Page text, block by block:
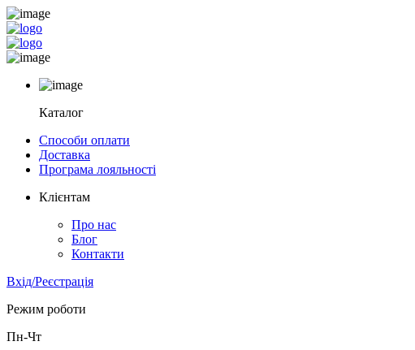
Каталог
Способи оплати
Доставка
Програма лояльності
Клієнтам
Про нас
Блог
Контакти
Вхід/Реєстрація
Режим роботи
Пн-Чт